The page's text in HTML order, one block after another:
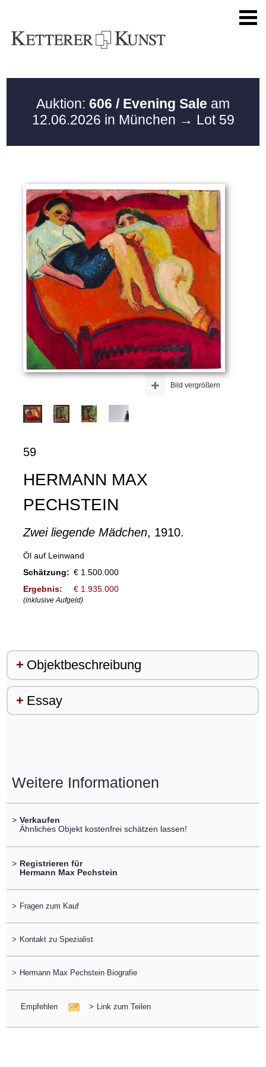
Auktion: 606 / Evening Sale am
12.06.2026 in München → Lot 59
Bild vergrößern
+
59
HERMANN MAX
PECHSTEIN
Zwei liegende Mädchen, 1910.
Öl auf Leinwand
Schätzung: € 1.500.000
Ergebnis:
€ 1.935.000
(inklusive Aufgeld)
Objektbeschreibung
Essay
Weitere Informationen
> Verkaufen
Ähnliches Objekt kostenfrei schätzen lassen!
> Registrieren für
Hermann Max Pechstein
> Fragen zum Kauf
> Kontakt zu Spezialist
> Hermann Max Pechstein Biografie
Empfehlen > Link zum Teilen